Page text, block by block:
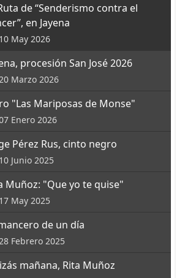
de “Senderismo contra el
en Jayena
10 May 2026
procesión San José 2026
Marzo 2026
"Las Mariposas de Monse"
Enero 2026
Pérez Rus, cinto negro
10 Junio 2025
Muñoz: "Que yo te quise"
17 May 2025
de un día
Febrero 2025
mañana, Rita Muñoz